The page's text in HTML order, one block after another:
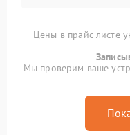
Цены в прайс-листе
Мы проверим ваше